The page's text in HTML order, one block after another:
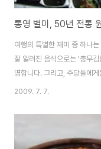
통영 별미, 50년 전통
여행의 특별한 재미 중 하나
잘 알려진 음식으로는 '충무
명합니다. 그리고, 주당들에
입니다. 이런 먹거리를 모두
저녁식사는 통영YMCA에서
동피랑을 함께 둘러 보기로
년이 넘은 유명한 시락국집
2009. 7. 7.